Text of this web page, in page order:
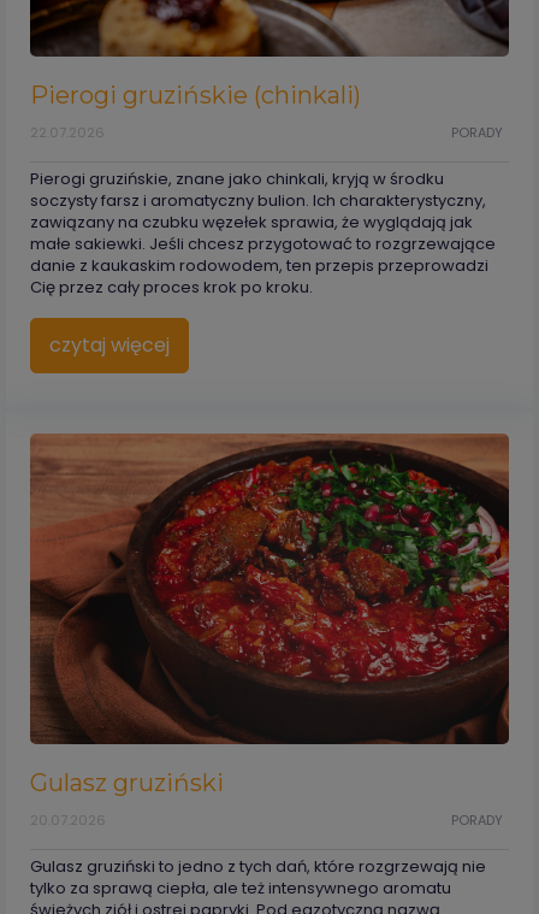
Pierogi gruzińskie (chinkali)
PORADY
22.07.2026
Pierogi gruzińskie, znane jako chinkali, kryją w środku
soczysty farsz i aromatyczny bulion. Ich charakterystyczny,
zawiązany na czubku węzełek sprawia, że wyglądają jak
małe sakiewki. Jeśli chcesz przygotować to rozgrzewające
danie z kaukaskim rodowodem, ten przepis przeprowadzi
Cię przez cały proces krok po kroku.
czytaj więcej
Gulasz gruziński
PORADY
20.07.2026
Gulasz gruziński to jedno z tych dań, które rozgrzewają nie
tylko za sprawą ciepła, ale też intensywnego aromatu